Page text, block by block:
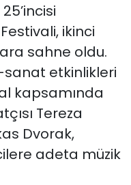
ikinci
sahne oldu.
sanat etkinlikleri
kapsamında
Tereza
Dvorak,
adeta müzik